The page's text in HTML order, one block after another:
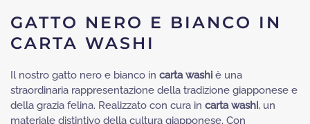
GATTO NERO E BIANCO IN
CARTA WASHI
Il nostro gatto nero e bianco in carta washi è una
straordinaria rappresentazione della tradizione giapponese e
della grazia felina. Realizzato con cura in carta washi, un
materiale distintivo della cultura giapponese. Con